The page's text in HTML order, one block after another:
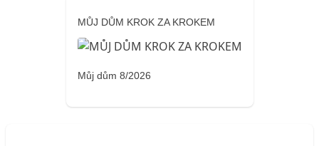
MŮJ DŮM KROK ZA KROKEM
Můj dům 8/2026